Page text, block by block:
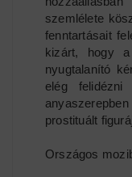
szemlélete
fenntartásait
kizárt, hogy
nyugtalanító
elég
prostituált
Országos